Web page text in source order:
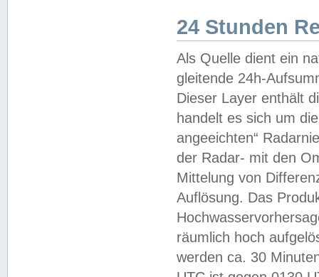
24 Stunden
Als Quelle dient ein
gleitende 24h-
Dieser Layer enthält
handelt es sich um
angeeichten“
der Radar- mit den
Mittelung von
Auflösung. Das
räumlich hoch
werden ca. 30